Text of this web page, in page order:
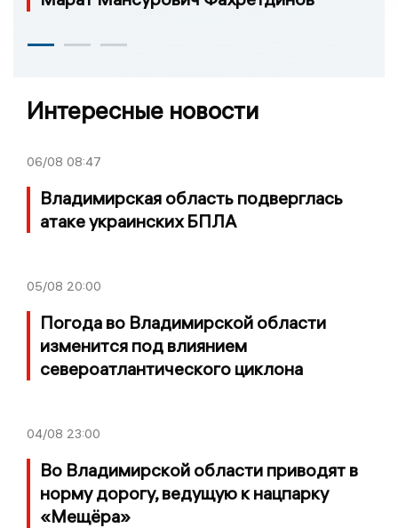
Интересные новости
06/08 08:47
Владимирская область подверглась
атаке украинских БПЛА
05/08 20:00
Погода во Владимирской области
изменится под влиянием
североатлантического циклона
04/08 23:00
Во Владимирской области приводят в
норму дорогу, ведущую к нацпарку
«Мещёра»